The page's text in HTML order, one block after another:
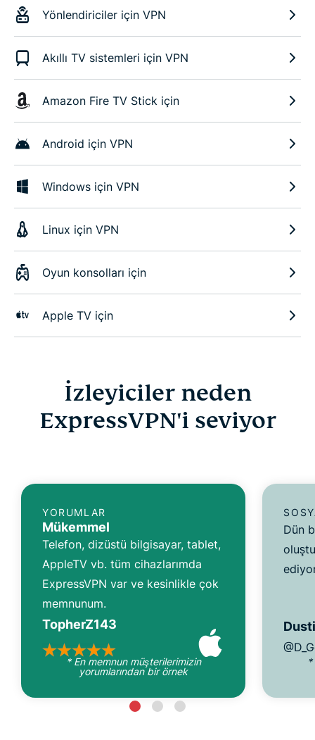
Yönlendiriciler için VPN
Akıllı TV sistemleri için VPN
Amazon Fire TV Stick için
Android için VPN
Windows için VPN
Linux için VPN
Oyun konsolları için
Apple TV için
İzleyiciler neden
ExpressVPN'i seviyor
YORUMLAR
Mükemmel
Telefon, dizüstü bilgisayar, tablet,
AppleTV vb. tüm cihazlarımda
ExpressVPN var ve kesinlikle çok
memnunum.
TopherZ143
* En memnun müşterilerimizin
yorumlarından bir örnek
Dün
*